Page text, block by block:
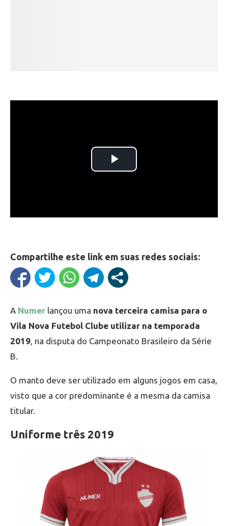
Compartilhe este link em suas redes sociais:
A Numer lançou uma nova terceira camisa para o
Vila Nova Futebol Clube utilizar na temporada
2019, na disputa do Campeonato Brasileiro da Série
B.
O manto deve ser utilizado em alguns jogos em casa,
visto que a cor predominante é a mesma da camisa
titular.
Uniforme três 2019